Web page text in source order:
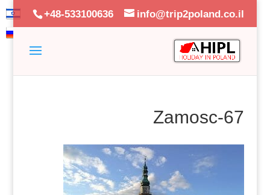
+48-533100636 info@trip2poland.co.il
Zamosc-67